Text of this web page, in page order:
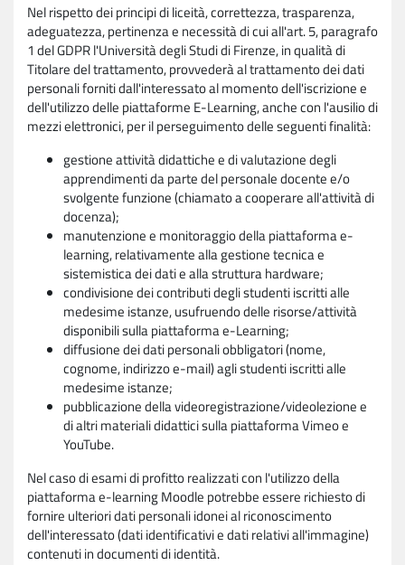
Nel rispetto dei principi di liceità, correttezza, trasparenza,
adeguatezza, pertinenza e necessità di cui all'art. 5, paragrafo
1 del GDPR l'Università degli Studi di Firenze, in qualità di
Titolare del trattamento, provvederà al trattamento dei dati
personali forniti dall'interessato al momento dell'iscrizione e
dell'utilizzo delle piattaforme E-Learning, anche con l'ausilio di
mezzi elettronici, per il perseguimento delle seguenti finalità:
gestione attività didattiche e di valutazione degli
apprendimenti da parte del personale docente e/o
svolgente funzione (chiamato a cooperare all'attività di
docenza);
manutenzione e monitoraggio della piattaforma e-
learning, relativamente alla gestione tecnica e
sistemistica dei dati e alla struttura hardware;
condivisione dei contributi degli studenti iscritti alle
medesime istanze, usufruendo delle risorse/attività
disponibili sulla piattaforma e-Learning;
diffusione dei dati personali obbligatori (nome,
cognome, indirizzo e-mail) agli studenti iscritti alle
medesime istanze;
pubblicazione della videoregistrazione/videolezione e
di altri materiali didattici sulla piattaforma Vimeo e
YouTube.
Nel caso di esami di profitto realizzati con l'utilizzo della
piattaforma e-learning Moodle potrebbe essere richiesto di
fornire ulteriori dati personali idonei al riconoscimento
dell'interessato (dati identificativi e dati relativi all'immagine)
contenuti in documenti di identità.